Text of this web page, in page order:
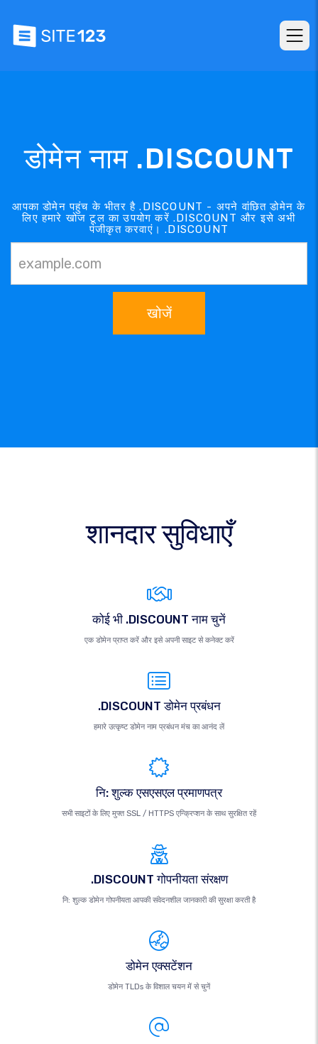
डोमेन नाम .DISCOUNT
आपका डोमेन पहुंच के भीतर है .DISCOUNT - अपने वांछित डोमेन के
लिए हमारे खोज टूल का उपयोग करें .DISCOUNT और इसे अभी
पंजीकृत करवाएं। .DISCOUNT
खोजें
शानदार सुविधाएँ
कोई भी .DISCOUNT नाम चुनें
एक डोमेन प्राप्त करें और इसे अपनी साइट से कनेक्ट करें
.DISCOUNT डोमेन प्रबंधन
हमारे उत्कृष्ट डोमेन नाम प्रबंधन मंच का आनंद लें
नि: शुल्क एसएसएल प्रमाणपत्र
सभी साइटों के लिए मुफ्त SSL / HTTPS एन्क्रिप्शन के साथ सुरक्षित रहें
.DISCOUNT गोपनीयता संरक्षण
नि: शुल्क डोमेन गोपनीयता आपकी संवेदनशील जानकारी की सुरक्षा करती है
डोमेन एक्सटेंशन
डोमेन TLDs के विशाल चयन में से चुनें